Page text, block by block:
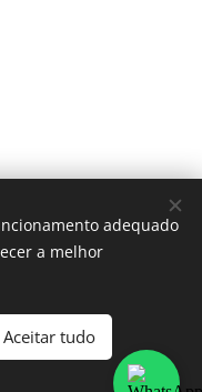
Política de
RNAAT – 541/2014
Cookies
adequado
a melhor
Aceitar tudo